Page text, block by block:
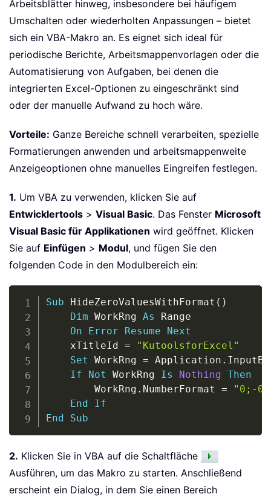
Arbeitsblätter hinweg, insbesondere bei häufigem
Umschalten oder wiederholten Anpassungen – bietet
sich ein VBA-Makro an. Es eignet sich ideal für
periodische Berichte, Arbeitsmappenvorlagen oder die
Automatisierung von Aufgaben, bei denen die
integrierten Excel-Optionen zu eingeschränkt sind
oder der manuelle Aufwand zu hoch wäre.
Vorteile: Ganze Bereiche schnell verarbeiten, spezielle
Formatierungen anwenden und arbeitsmappenweite
Anzeigeoptionen ohne manuelles Eingreifen festlegen.
1. Um VBA zu verwenden, klicken Sie auf
Entwicklertools > Visual Basic. Das Fenster Microsoft
Visual Basic für Applikationen wird geöffnet. Klicken
Sie auf Einfügen > Modul, und fügen Sie den
folgenden Code in den Modulbereich ein:
Sub HideZeroValuesWithFormat ( )
Dim WorkRng As Range
On
Error Resume
Next
    xTitleId
=
"KutoolsforExcel"
Set WorkRng = Application .
If
Not WorkRng Is Nothing Then
        WorkRng
. NumberFormat =
"0;-
End
If
End
Sub
Copy
2. Klicken Sie in VBA auf die Schaltfläche
Ausführen, um das Makro zu starten. Anschließend
erscheint ein Dialog, in dem Sie einen Bereich